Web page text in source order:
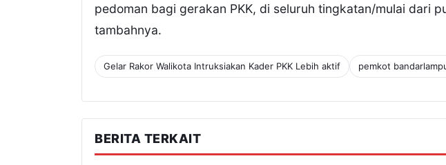
pedoman bagi gerakan PKK, di seluruh tingkatan/mulai dari
tambahnya.
Gelar Rakor Walikota Intruksiakan Kader PKK Lebih aktif pemkot
BERITA TERKAIT